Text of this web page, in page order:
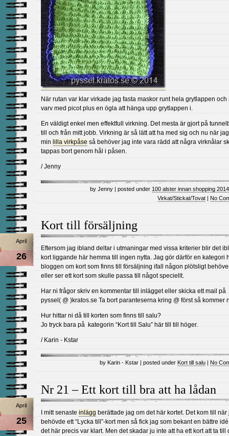
När rutan var klar virkade jag fasta maskor runt hela grytlappen och
varv med picot plus en ögla att hänga upp grytlappen i.
En väldigt enkel men effektfull virkning. Det mesta är gjort på
till och från mitt jobb. Virkning är så lätt att ha med sig och nu när
min lilla virkpåse så behöver jag inte vara rädd att några virknålar
tappas bort genom hål i påsen.
/ Jenny
by Jenny | posted under 100 alster innan shopping
Virkat/Stickat/Tovat | No
Kort till försäljning
April
26
Eftersom jag ibland deltar i utmaningar med vissa kriterier blir det
kort liggande här hemma till ingen nytta. Jag gör därför en kategori
bloggen om kort som finns till försäljning ifall någon plötsligt
eller ser ett kort som skulle passa till något speciellt.
Har ni frågor skriv en kommentar till inlägget eller skicka ett mail på
pyssel( @ )kratos.se Ta bort paranteserna kring @ först så kommer
Hur hittar ni då till korten som finns till salu?
Jo tryck bara på kategorin “Kort till Salu” här till till höger.
/ Karin - Kstar
by Karin - Kstar | posted under Kort till salu | No
Nr 21 – Ett kort till bra att ha lådan
April
25
I mitt senaste inlägg berättade jag om det här kortet. Det kom till när
behövde ett “Lycka till”-kort men så fick jag som bekant en bättre
det här precis var klart. Men det skadar ju inte att ha ett kort att ta till